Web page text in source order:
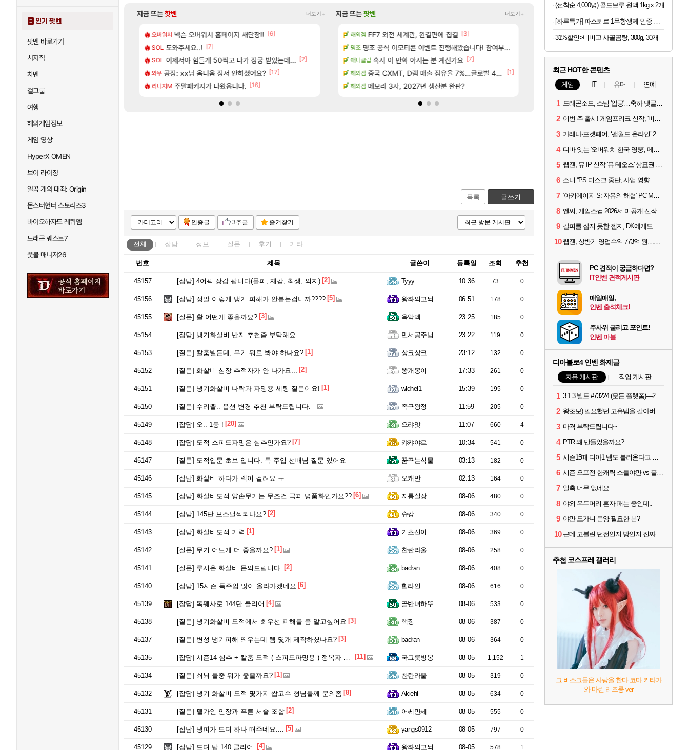
인기 팟벤
팟벤 바로가기
치지직
차벤
걸그룹
여행
해외게임정보
게임 영상
HyperX OMEN
브이 라이징
일곱 개의 대죄: Origin
몬스터헌터 스토리즈3
바이오하자드 레퀴엠
드래곤 퀘스트7
풋볼 매니저26
지금 뜨는핫벤 더보기+
위길드 내 대규모 인원이탈종용 추정사건
2D 일러스트 올라왔었네
프 클릭 미스낫네
본사에서 연락왔음
오버워치 넥슨 오버워치 홈페이지 새단장!! [6]
SOL 도와주세요..! [7]
SOL 이제서야 힘들게 50찍고 나가 장궁 받았는데... [2]
와우 공장: xx님 옴니움 장서 안하셨어요? [17]
리니지M 주말패키지가 나왔읍니다. [16]
리니지M 아떨린다 한시간후면 [16]
검은사막 대충 연구소요약 [5]
검은사막 풍풍풍 군왕주차가 씹이득 가성비라고 ????
메이플 현재 나무위키 실검 1위인 김규원 [84]
메이플 ㅇㅂ)진짜 개웃기네 ㅋㅋ [48]
02년생 헬스녀 레깅스핏 ㄷㄷ [18]
이유나 2D 일러스트 올라왔었네 [6]
씨발 컬프프 클릭 미스낫네
파리바게트 본사에서 연락왔음 [135]
지금 뜨는팟벤 더보기+
오라 성우 정보 및 출연작 모음
소 위치 공략 (40개) - 귀환한 영혼 도전과제
츠 아키나 성우 정보 및 주요 필모
로그 테스트를 마치고.. (feat. 리아)
여행 [여행_국내] 남해 독일마을 [1]
비스트 모든 바우에라 업그레이드 아이템 획득 위치 공략 (89개)
아스오라 카가미하라 하루 성우 정보 및 주요 필모
GTA6 8월 28일 넷플릭스에서 예고편 공개 예정
명조 [무무기획 · 새출발] 기간 한정 의뢰 이벤트
해외겜 FF7 외전 세계관, 완결편에 집결 [3]
명조 명조 공식 이모티콘 이벤트 진행해봤습니다! 참여부터 추첨까지????
애니클립 혹시 이 만화 아시는 분 계신가요 [7]
해외겜 중국 CXMT, D램 매출 점유율 7%…글로벌 4위로 부상
[1]
해외겜 메모리 3사, 2027년 생산분 완판?
아스오라 아사쿠라 마이 성우 정보 및 주요 필모
모든 성소 위치 공략 (40개) - 귀환한 영혼 도전과
아스오라 아키츠 아키나 성우 정보 및 주요 필모
리밋제로 프롤로그 테스트를 마치고.. (feat. 리아)
목록 글쓰기
인증글 3추글 즐겨찾기
전체 잡담 정보 질문 후기 기타
번호 제목 글쓴이 등록일 조회 추천
45157 [잡담] 4어픽 장갑 팝니다(물피, 재감, 최생, 의지) [2] Tyyy 10:36 73 0
45156 [잡담] 정말 이렇게 냉기 피해가 안붙는겁니까???? [5] 왕좌의고뇌 06:51 178 0
45155 [질문] 활 어떤게 좋을까요? [3] 윽악엑 23:25 185 0
45154 [잡담] 냉기화살비 반지 추천좀 부탁해요 민서공주님 23:22 119 0
45153 [질문] 칼춤빌든데, 무기 뭐로 봐야 하나요? [1] 상크상크 23:12 132 0
45152 [질문] 화살비 심장 추적자가 안 나가요... [2] 똥개몽이 17:33 261 0
45151 [질문] 냉기화살비 나락과 파밍용 세팅 질문이요! [1] wldhel1 15:39 195 0
45150 [질문] 수리뿔.. 옵션 변경 추천 부탁드립니다. 족구왕정 11:59 205 0
45149 [잡담] 오.. 1등 ! [20] 으랴앗 11:07 660 4
45148 [잡담] 도적 스피드파밍은 심추인가요? [7] 캬캬야르 10:34 541 0
45147 [질문] 도적입문 초보 입니다. 독 주입 선배님 질문 있어요 꿈꾸는식물 03:13 182 0
45146 [잡담] 화살비 하다가 렉이 걸려요 ㅠ 오캐만 02:13 164 0
45145 [잡담] 화살비도적 양손무기는 무조건 극피 명품화인가요?? [6] 지통실장 08-06 480 0
45144 [잡담] 145단 보스딜찍되나요? [2] 슈캉 08-06 340 0
45143 [잡담] 화살비도적 기력 [1] 거츠신이 08-06 369 0
45142 [질문] 무기 어느게 더 좋을까요? [1] 찬란라울 08-06 258 0
45141 [질문] 루시온 화살비 문의드립니다. [2] badran 08-06 408 0
45140 [잡담] 15시즌 독주입 많이 올라가겠네요 [6] 힙라인 08-06 616 0
45139 [잡담] 독꿰사로 144단 클리어 [4] 골반녀하뚜 08-06 533 0
45138 [질문] 냉기화살비 도적에서 최우선 피해를 좀 알고싶어요 [3] 핵징 08-06 387 0
45137 [질문] 변성 냉기피해 띄우는데 템 몇개 제작하셨나요? [3] badran 08-06 364 0
45135 [잡담] 시즌14 심추 + 칼춤 도적 ( 스피드파밍용 ) 정복자 + 스킬트리 + 템셋팅 [11] 국그릇빙봉 08-05 1,152 1
45134 [질문] 쇠뇌 둘중 뭐가 좋을까요? [1] 찬란라울 08-05 319 0
45132 [잡담] 냉기 화살비 도적 몇가지 쌉고수 형님들께 문의좀 [8] Akiehl 08-05 634 0
45131 [질문] 펠가인 인장과 푸른 서슬 조합 [2] 어쎄만세 08-05 555 0
45130 [잡담] 냉피가 드뎌 하나 떠주네요.... [5] yangs0912 08-05 797 0
45129 [잡담] 드뎌 탑 140 클리어. [4] 왕좌의고뇌 08-05 578 1
(선착순 4,000명) 콜드브루 원액 1kg x 2개
31%할인>비비고 사골곰탕, 300g, 30개
최근 HOT한 콘텐츠
게임 IT 유머 연예
1 드래곤소드, 스팀 '압긍'…축하 댓글 달고 게임 코드 받자!
2 이번 주 출시! 게임프리크 신작, '비스트 오브 리인카네이션'
3 가레나·포켓페어, ‘팰월드 온라인’ 2026년 출시 예고
4 디바 잇는 '오버워치 한국 영웅', 메카 파일럿 디몬 나온다
5 웹젠, 뮤 IP 신작 '뮤 테오스' 상표권 출원
6 소니 “PS 디스크 중단, 사업 영향 없다”
7 ‘아키에이지 S: 자유의 해협’ PC MMORPG로 개발한다
8 엔씨, 게임스컴 2026서 미공개 신작 최초 공개
9 갈피를 잡지 못한 젠지, DK에게도 0:2 패배
10 웹젠, 상반기 영업수익 773억 원…순이익 89% 증가
PC 견적이 궁금하다면?
IT인벤 견적게시판
매일매일,
인벤 출석체크!
주사위 굴리고 포인트!
인벤 마블
디아블로4 인벤 화제글
자유 게시판 직업 게시판
1 3.1.3 빌드 #73224 (모든 플랫폼)—2026년 8월 13일
2 왕초보) 필요했던 고유템을 갈아버렸다 크흑.,..
3 마격 부탁드립니다~
4 PTR 왜 만들었을까요?
5 시즌15때 디아1 템도 불러온다고 해서
6 시즌 오프전 한캐릭 소돌야만 vs 플리커 대격변
7 일촉 너무 없네요.
8 야외 우두머리 혼자 패는 중인데..
9 야만 도가니 문양 필요한 분?
10 근데 고블린 던전인지 방인지 진짜 나옴?
추천 코스프레 갤러리
그 비스크돌은 사랑을 한다 코마 키타가
와 마린 리즈큥 ver